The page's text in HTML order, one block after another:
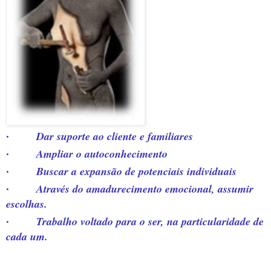
· Dar suporte ao cliente e familiares
· Ampliar o autoconhecimento
· Buscar a expansão de potenciais individuais
·
Através do amadurecimento emocional, assumir
escolhas.
·
Trabalho voltado para o ser, na particularidade de
cada um.